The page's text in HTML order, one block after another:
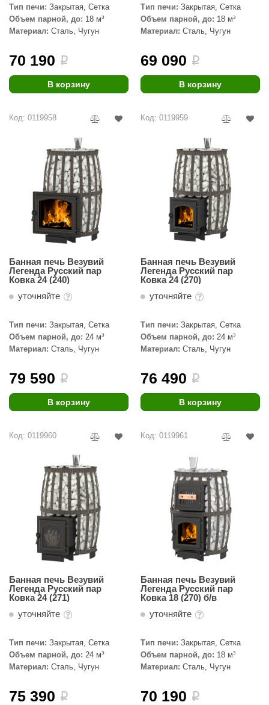
Тип печи: Закрытая, Сетка
Объем парной, до: 18 м³
Материал: Сталь, Чугун
70 190 i
В корзину
Тип печи: Закрытая, Сетка
Объем парной, до: 18 м³
Материал: Сталь, Чугун
69 090 i
В корзину
Код: 0119958
Банная печь Везувий
Легенда Русский пар
Ковка 24 (240)
уточняйте
Тип печи: Закрытая, Сетка
Объем парной, до: 24 м³
Материал: Сталь, Чугун
79 590 i
В корзину
Код: 0119959
Банная печь Везувий
Легенда Русский пар
Ковка 24 (270)
уточняйте
Тип печи: Закрытая, Сетка
Объем парной, до: 24 м³
Материал: Сталь, Чугун
76 490 i
В корзину
Код: 0119960
Банная печь Везувий
Легенда Русский пар
Ковка 24 (271)
уточняйте
Тип печи: Закрытая, Сетка
Объем парной, до: 24 м³
Материал: Сталь, Чугун
75 390 i
Код: 0119961
Банная печь Везувий
Легенда Русский пар
Ковка 18 (270) б/в
уточняйте
Тип печи: Закрытая, Сетка
Объем парной, до: 18 м³
Материал: Сталь, Чугун
70 190 i